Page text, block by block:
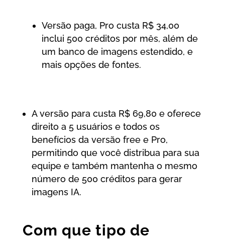
Versão paga, Pro custa R$ 34,00
inclui 500 créditos por mês, além de
um banco de imagens estendido, e
mais opções de fontes.
A versão para custa R$ 69,80 e oferece
direito a 5 usuários e todos os
benefícios da versão free e Pro,
permitindo que você distribua para sua
equipe e também mantenha o mesmo
número de 500 créditos para gerar
imagens IA.
Com que tipo de